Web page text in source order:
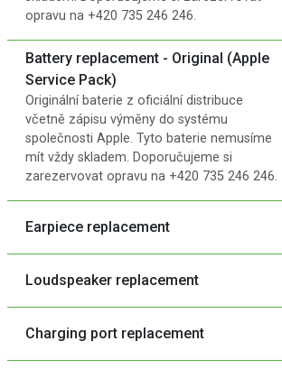
opravu na +420 735 246 246.
Battery replacement - Original (Apple
Service Pack)
Originální baterie z oficiální distribuce
včetně zápisu výměny do systému
společnosti Apple. Tyto baterie nemusíme
mít vždy skladem. Doporučujeme si
zarezervovat opravu na +420 735 246 246.
Earpiece replacement
Loudspeaker replacement
Charging port replacement